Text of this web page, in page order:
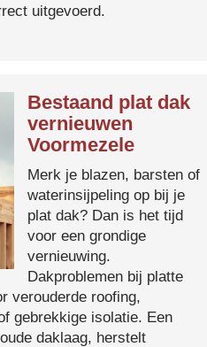
uitgevoerd.
Bestaand plat dak
vernieuwen
Voormezele
Merk je blazen, barsten of
waterinsijpeling op bij je
plat dak? Dan is het tijd
voor een grondige
vernieuwing.
Dakproblemen bij platte
verouderde roofing,
gebrekkige isolatie. Een
daklaag, herstelt